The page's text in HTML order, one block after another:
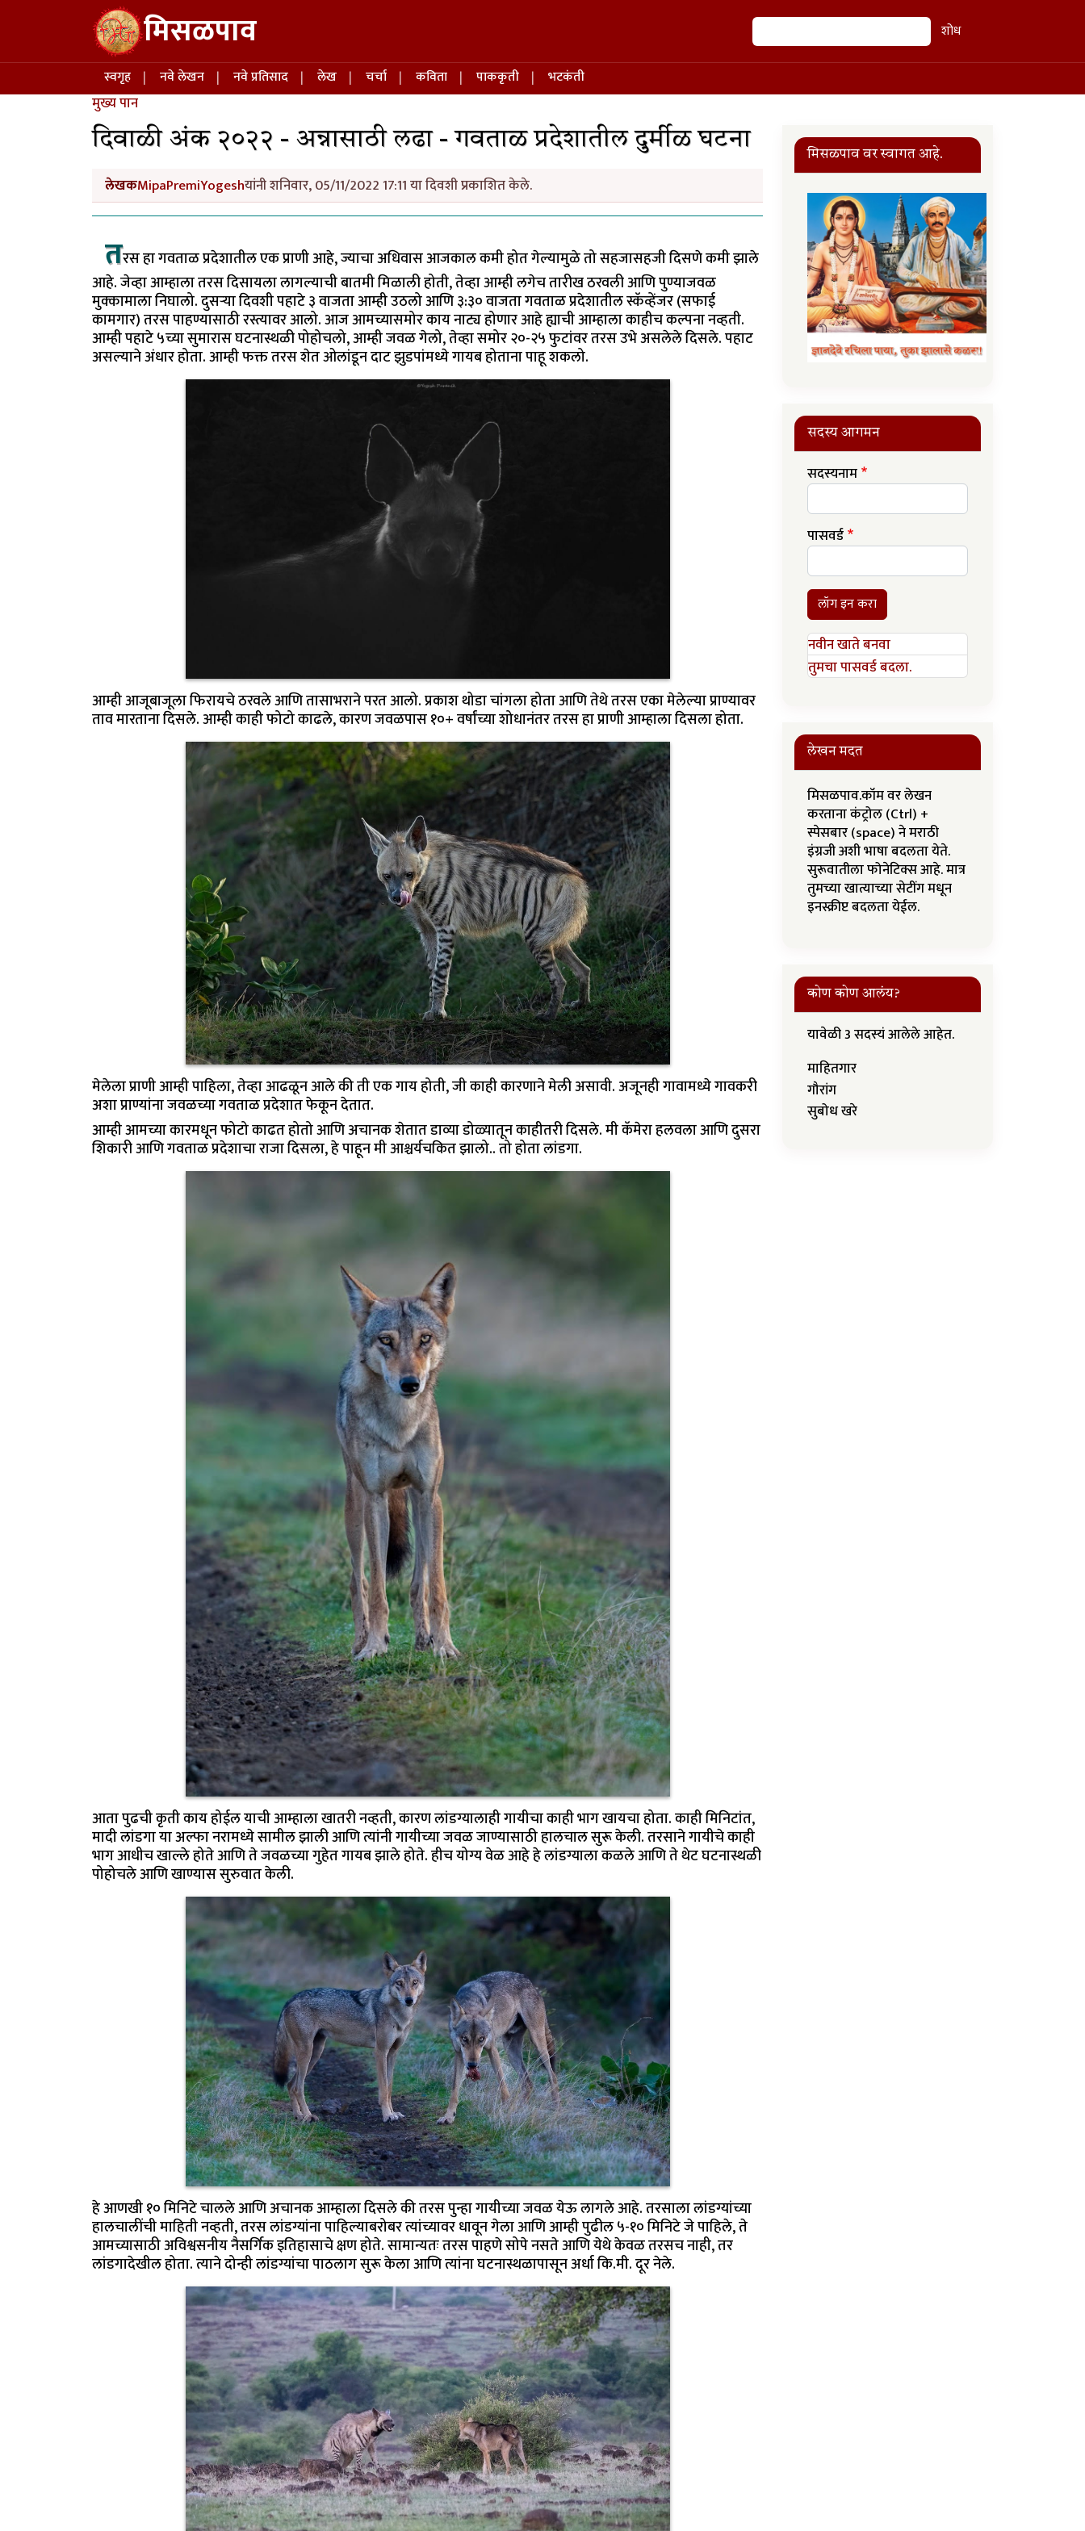
Skip to main content मिसळपाव शोध शोध
Main navigation
स्वगृह नवे लेखन नवे प्रतिसाद लेख चर्चा कविता पाककृती भटकंती
मुख्य पान
दिवाळी अंक २०२२ - अन्नासाठी लढा - गवताळ प्रदेशातील दुर्मीळ घटना
लेखकMipaPremiYogeshयांनी शनिवार, 05/11/2022 17:11 या दिवशी प्रकाशित केले.
तरस हा गवताळ प्रदेशातील एक प्राणी आहे, ज्याचा अधिवास आजकाल कमी होत गेल्यामुळे तो सहजासहजी दिसणे कमी झाले
आहे. जेव्हा आम्हाला तरस दिसायला लागल्याची बातमी मिळाली होती, तेव्हा आम्ही लगेच तारीख ठरवली आणि पुण्याजवळ
मुक्कामाला निघालो. दुसऱ्या दिवशी पहाटे ३ वाजता आम्ही उठलो आणि ३:३० वाजता गवताळ प्रदेशातील स्कॅव्हेंजर (सफाई
कामगार) तरस पाहण्यासाठी रस्त्यावर आलो. आज आमच्यासमोर काय नाट्य होणार आहे ह्याची आम्हाला काहीच कल्पना नव्हती.
आम्ही पहाटे ५च्या सुमारास घटनास्थळी पोहोचलो, आम्ही जवळ गेलो, तेव्हा समोर २०-२५ फुटांवर तरस उभे असलेले दिसले. पहाट
असल्याने अंधार होता. आम्ही फक्त तरस शेत ओलांडून दाट झुडपांमध्ये गायब होताना पाहू शकलो.
आम्ही आजूबाजूला फिरायचे ठरवले आणि तासाभराने परत आलो. प्रकाश थोडा चांगला होता आणि तेथे तरस एका मेलेल्या प्राण्यावर
ताव मारताना दिसले. आम्ही काही फोटो काढले, कारण जवळपास १०+ वर्षांच्या शोधानंतर तरस हा प्राणी आम्हाला दिसला होता.
मेलेला प्राणी आम्ही पाहिला, तेव्हा आढळून आले की ती एक गाय होती, जी काही कारणाने मेली असावी. अजूनही गावामध्ये गावकरी
अशा प्राण्यांना जवळच्या गवताळ प्रदेशात फेकून देतात.
आम्ही आमच्या कारमधून फोटो काढत होतो आणि अचानक शेतात डाव्या डोळ्यातून काहीतरी दिसले. मी कॅमेरा हलवला आणि दुसरा
शिकारी आणि गवताळ प्रदेशाचा राजा दिसला, हे पाहून मी आश्चर्यचकित झालो.. तो होता लांडगा.
आता पुढची कृती काय होईल याची आम्हाला खातरी नव्हती, कारण लांडग्यालाही गायीचा काही भाग खायचा होता. काही मिनिटांत,
मादी लांडगा या अल्फा नरामध्ये सामील झाली आणि त्यांनी गायीच्या जवळ जाण्यासाठी हालचाल सुरू केली. तरसाने गायीचे काही
भाग आधीच खाल्ले होते आणि ते जवळच्या गुहेत गायब झाले होते. हीच योग्य वेळ आहे हे लांडग्याला कळले आणि ते थेट घटनास्थळी
पोहोचले आणि खाण्यास सुरुवात केली.
हे आणखी १० मिनिटे चालले आणि अचानक आम्हाला दिसले की तरस पुन्हा गायीच्या जवळ येऊ लागले आहे. तरसाला लांडग्यांच्या
हालचालींची माहिती नव्हती, तरस लांडग्यांना पाहिल्याबरोबर त्यांच्यावर धावून गेला आणि आम्ही पुढील ५-१० मिनिटे जे पाहिले, ते
आमच्यासाठी अविश्वसनीय नैसर्गिक इतिहासाचे क्षण होते. सामान्यतः तरस पाहणे सोपे नसते आणि येथे केवळ तरसच नाही, तर
लांडगादेखील होता. त्याने दोन्ही लांडग्यांचा पाठलाग सुरू केला आणि त्यांना घटनास्थळापासून अर्धा कि.मी. दूर नेले.
मिसळपाव वर स्वागत आहे.
सदस्य आगमन
सदस्यनाम
पासवर्ड
लॉग इन करा
नवीन खाते बनवा
तुमचा पासवर्ड बदला.
लेखन मदत
मिसळपाव.कॉम वर लेखन
करताना कंट्रोल (Ctrl) +
स्पेसबार (space) ने मराठी
इंग्रजी अशी भाषा बदलता येते.
सुरूवातीला फोनेटिक्स आहे. मात्र
तुमच्या खात्याच्या सेटींग मधून
इनस्क्रीप्ट बदलता येईल.
कोण कोण आलंय?
यावेळी 3 सदस्यं आलेले आहेत.
माहितगार
गौरांग
सुबोध खरे